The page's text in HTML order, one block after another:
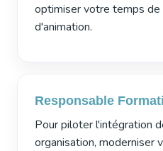
optimiser votre temps
d'animation.
Responsable
Pour piloter l'intégration
organisation, moderniser